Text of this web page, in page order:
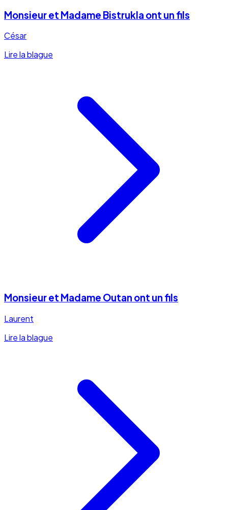
Monsieur et Madame Bistrukla ont un fils
César
Lire la blague
Monsieur et Madame Outan ont un fils
Laurent
Lire la blague